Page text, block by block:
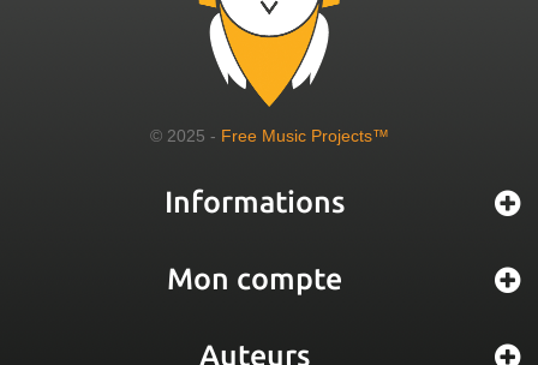
© 2025 - Free Music Projects™
Informations
Mon compte
Auteurs